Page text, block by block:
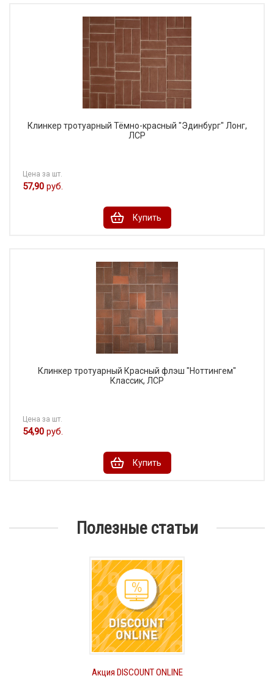
Клинкер тротуарный Тёмно-красный "Эдинбург" Лонг,
ЛСР
Цена за шт.
57,90 руб.
Купить
Клинкер тротуарный Красный флэш "Ноттингем"
Классик, ЛСР
Цена за шт.
54,90 руб.
Купить
Полезные статьи
Акция DISCOUNT ONLINE